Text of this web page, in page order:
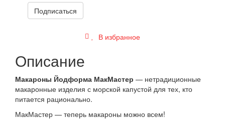
Подписаться
В избранное
Описание
Макароны Йодформа МакМастер — нетрадиционные
макаронные изделия с морской капустой для тех, кто
питается рационально.
МакМастер — теперь макароны можно всем!